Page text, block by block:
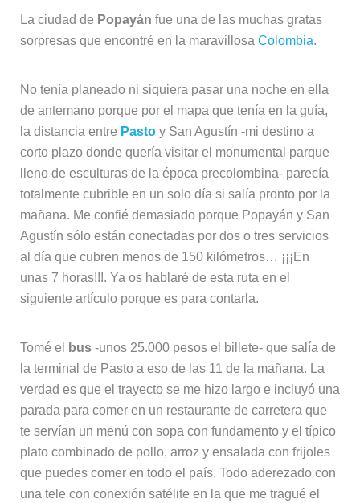
La ciudad de Popayán fue una de las muchas gratas
sorpresas que encontré en la maravillosa Colombia.
No tenía planeado ni siquiera pasar una noche en ella
de antemano porque por el mapa que tenía en la guía,
la distancia entre Pastoy San Agustín -mi destino a
corto plazo donde quería visitar el monumental parque
lleno de esculturas de la época precolombina- parecía
totalmente cubrible en un solo día si salía pronto por la
mañana. Me confié demasiado porque Popayán y San
Agustín sólo están conectadas por dos o tres servicios
al día que cubren menos de 150 kilómetros… ¡¡¡En
unas 7 horas!!!. Ya os hablaré de esta ruta en el
siguiente artículo porque es para contarla.
Tomé el bus-unos 25.000 pesos el billete- que salía de
la terminal de Pasto a eso de las 11 de la mañana. La
verdad es que el trayecto se me hizo largo e incluyó una
parada para comer en un restaurante de carretera que
te servían un menú con sopa con fundamento y el típico
plato combinado de pollo, arroz y ensalada con frijoles
que puedes comer en todo el país. Todo aderezado con
una tele con conexión satélite en la que me tragué el